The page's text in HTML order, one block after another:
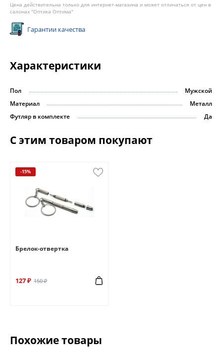
Цена действительна только для интернет-магазина и может отличаться от цен в
салонах "Оптика Оптима"
Гарантии качества
Характеристики
Пол
Мужской
Материал
Металл
Футляр в комплекте
Да
С этим товаром покупают
-15%
Брелок-отвертка
127 ₽ 150 ₽
Похожие товары